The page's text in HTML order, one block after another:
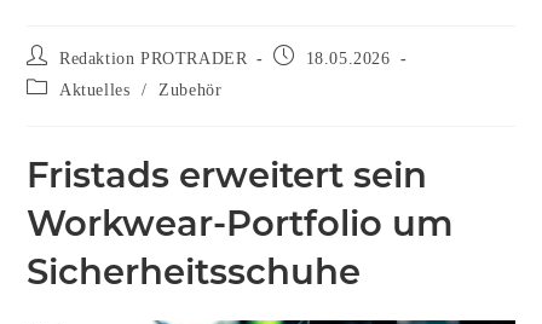
Redaktion PROTRADER
18.05.2026
Aktuelles
/ Zubehör
Fristads erweitert sein
Workwear-Portfolio um
Sicherheitsschuhe